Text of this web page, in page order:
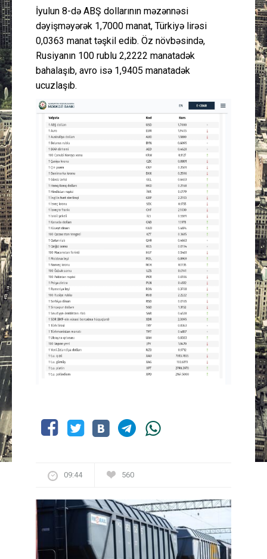
Cəmiyyət
İyulun 8-də ABŞ dollarının məzənnəsi
dəyişməyərək 1,7000 manat, Türkiyə lirəsi
0,0363 manat təşkil edib. Öz növbəsində,
Rusiyanın 100 rublu 2,2222 manatadək
bahalaşıb, avro isə 1,9405 manatadək
ucuzlaşıb.
09:44 560